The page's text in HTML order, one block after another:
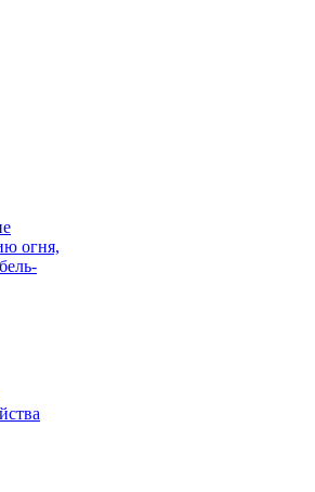
огня,